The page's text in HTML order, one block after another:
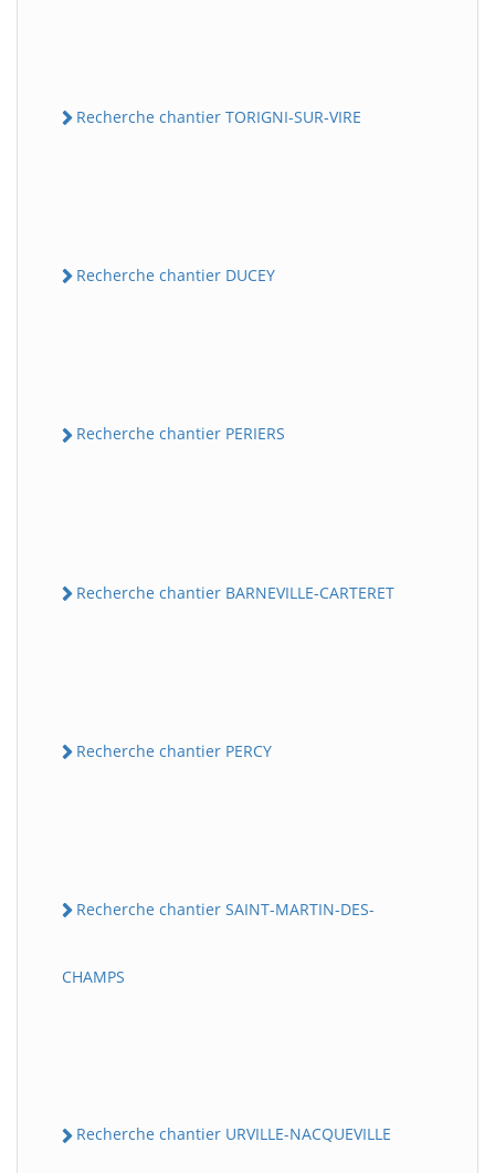
Recherche chantier TORIGNI-SUR-VIRE
Recherche chantier DUCEY
Recherche chantier PERIERS
Recherche chantier BARNEVILLE-CARTERET
Recherche chantier PERCY
Recherche chantier SAINT-MARTIN-DES-
CHAMPS
Recherche chantier URVILLE-NACQUEVILLE